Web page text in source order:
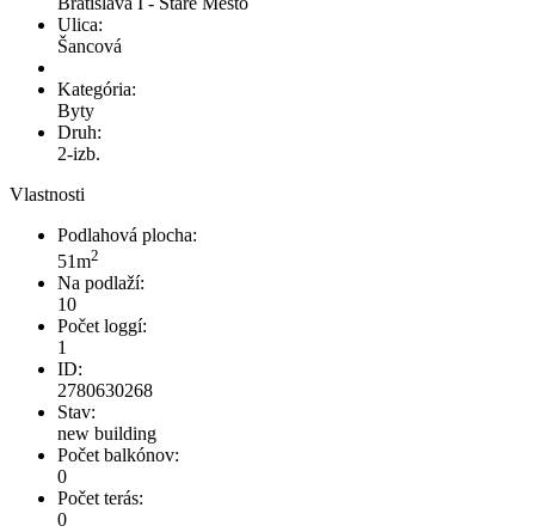
Ulica:
Šancová
Kategória:
Byty
Druh:
2-izb.
Vlastnosti
Podlahová plocha:
51m2
Na podlaží:
10
Počet loggí:
1
ID:
2780630268
Stav:
new building
Počet balkónov:
0
Počet terás:
0